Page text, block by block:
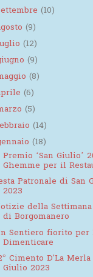
(10)
(9)
(12)
(9)
(8)
(6)
(5)
(14)
(18)
‘San Giulio’
Ghemme per il
Patronale di San
2023
della
di Borgomanero
Sentiero fiorito per
Dimenticare
Cimento D'La
Giulio 2023